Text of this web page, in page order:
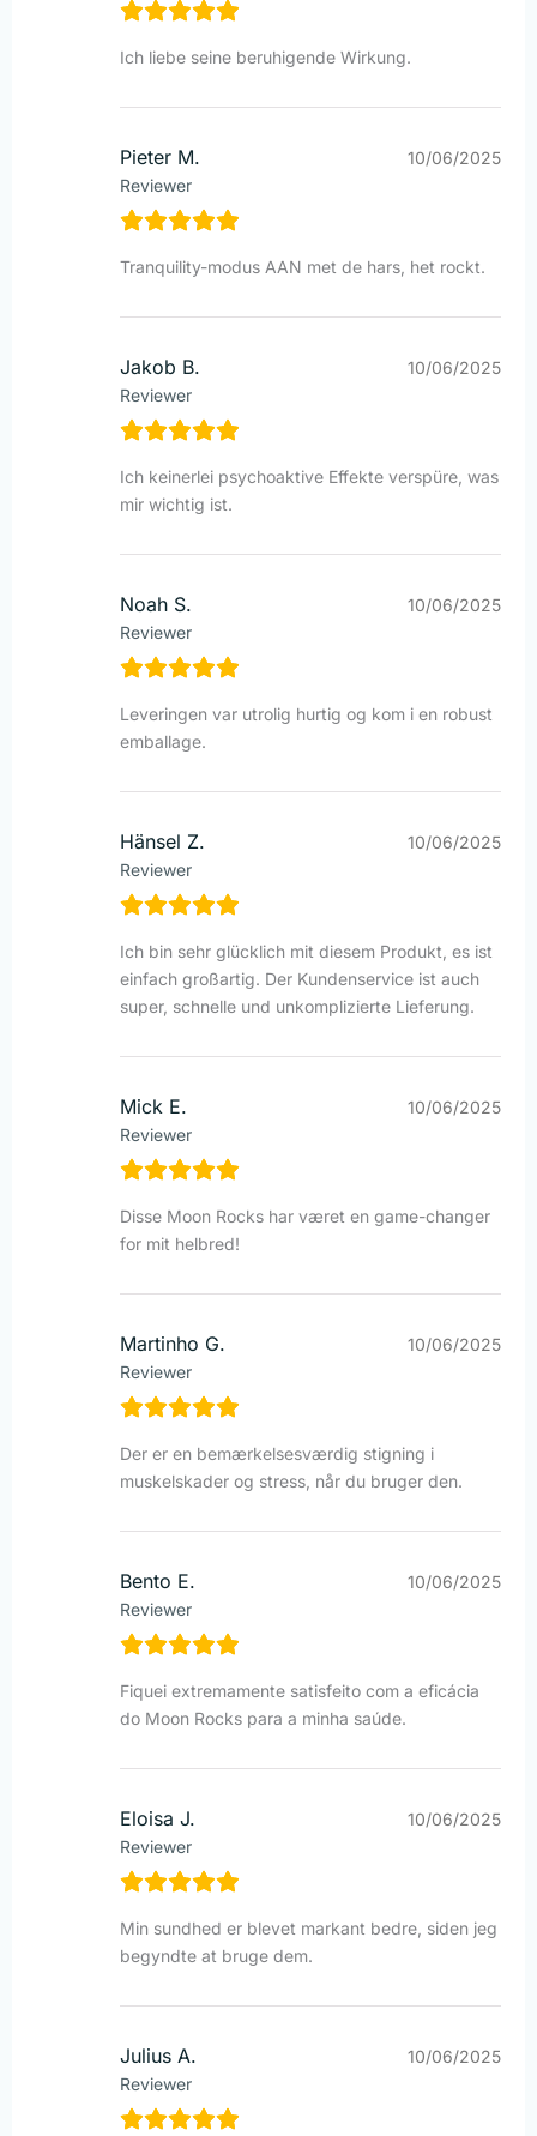
Ich liebe seine beruhigende Wirkung.
Pieter M.
Reviewer
10/06/2025
Tranquility-modus AAN met de hars, het rockt.
Jakob B.
Reviewer
10/06/2025
Ich keinerlei psychoaktive Effekte verspüre, was
mir wichtig ist.
Noah S.
Reviewer
10/06/2025
Leveringen var utrolig hurtig og kom i en robust
emballage.
Hänsel Z.
Reviewer
10/06/2025
Ich bin sehr glücklich mit diesem Produkt, es ist
einfach großartig. Der Kundenservice ist auch
super, schnelle und unkomplizierte Lieferung.
Mick E.
Reviewer
10/06/2025
Disse Moon Rocks har været en game-changer
for mit helbred!
Martinho G.
Reviewer
10/06/2025
Der er en bemærkelsesværdig stigning i
muskelskader og stress, når du bruger den.
Bento E.
Reviewer
10/06/2025
Fiquei extremamente satisfeito com a eficácia
do Moon Rocks para a minha saúde.
Eloisa J.
Reviewer
10/06/2025
Min sundhed er blevet markant bedre, siden jeg
begyndte at bruge dem.
Julius A.
Reviewer
10/06/2025